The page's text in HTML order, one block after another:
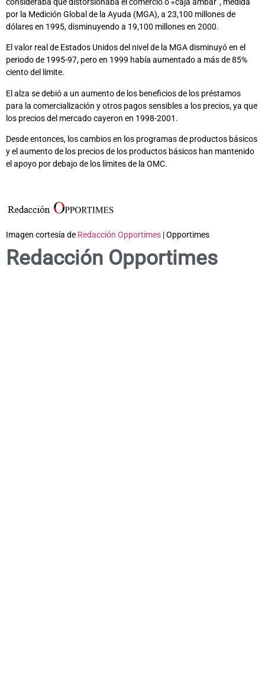
por la Medición Global de la Ayuda (MGA), a 23,100 millones de
dólares en 1995, disminuyendo a 19,100 millones en 2000.
El valor real de Estados Unidos del nivel de la MGA disminuyó en el
periodo de 1995-97, pero en 1999 había aumentado a más de 85%
ciento del límite.
El alza se debió a un aumento de los beneficios de los préstamos
para la comercialización y otros pagos sensibles a los precios, ya que
los precios del mercado cayeron en 1998-2001.
Desde entonces, los cambios en los programas de productos básicos
y el aumento de los precios de los productos básicos han mantenido
el apoyo por debajo de los límites de la OMC.
Imagen cortesía de Redacción Opportimes | Opportimes
Redacción Opportimes